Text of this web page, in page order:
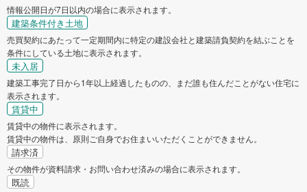
情報公開日が7日以内の場合に表示されます。
建築条件付き土地
売買契約にあたって一定期間内に特定の建設会社と建築請負契約を結ぶことを
条件にしている土地に表示されます。
未入居
建築工事完了日から1年以上経過したものの、まだ誰も住んだことがない住宅に
表示されます。
賃貸中
賃貸中の物件に表示されます。
賃貸中の物件は、原則ご自身でお住まいいただくことができません。
請求済
その物件が資料請求・お問い合わせ済みの場合に表示されます。
既読